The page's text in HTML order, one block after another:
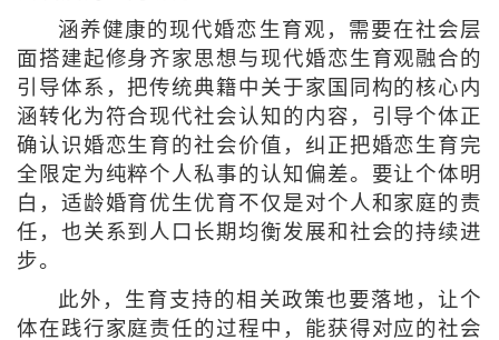
涵养健康的现代婚恋生育观，需要在社会层
面搭建起修身齐家思想与现代婚恋生育观融合的
引导体系，把传统典籍中关于家国同构的核心内
涵转化为符合现代社会认知的内容，引导个体正
确认识婚恋生育的社会价值，纠正把婚恋生育完
全限定为纯粹个人私事的认知偏差。要让个体明
白，适龄婚育优生优育不仅是对个人和家庭的责
任，也关系到人口长期均衡发展和社会的持续进
步。
此外，生育支持的相关政策也要落地，让个
体在践行家庭责任的过程中，能获得对应的社会